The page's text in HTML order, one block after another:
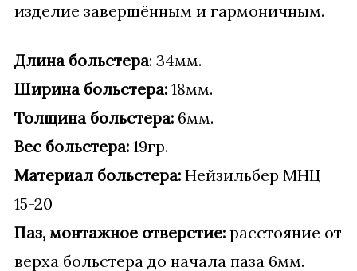
изделие завершённым и гармоничным.
Длина больстера: 34мм.
Ширина больстера: 18мм.
Толщина больстера: 6мм.
Вес больстера: 19гр.
Материал больстера: Нейзильбер МНЦ
15-20
Паз, монтажное отверстие: расстояние от
верха больстера до начала паза 6мм.